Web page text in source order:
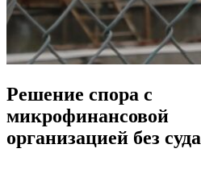
Решение спора с
микрофинансовой
организацией без суда